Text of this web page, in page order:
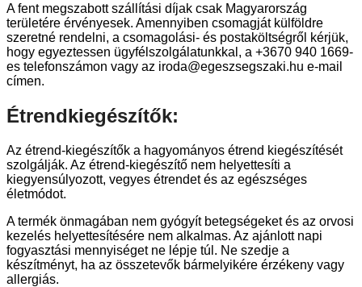
A fent megszabott szállítási díjak csak Magyarország
területére érvényesek. Amennyiben csomagját külföldre
szeretné rendelni, a csomagolási- és postaköltségről kérjük,
hogy egyeztessen ügyfélszolgálatunkkal, a +3670 940 1669-
es telefonszámon vagy az iroda@egeszsegszaki.hu e-mail
címen.
Étrendkiegészítők:
Az étrend-kiegészítők a hagyományos étrend kiegészítését
szolgálják. Az étrend-kiegészítő nem helyettesíti a
kiegyensúlyozott, vegyes étrendet és az egészséges
életmódot.
A termék önmagában nem gyógyít betegségeket és az orvosi
kezelés helyettesítésére nem alkalmas. Az ajánlott napi
fogyasztási mennyiséget ne lépje túl. Ne szedje a
készítményt, ha az összetevők bármelyikére érzékeny vagy
allergiás.